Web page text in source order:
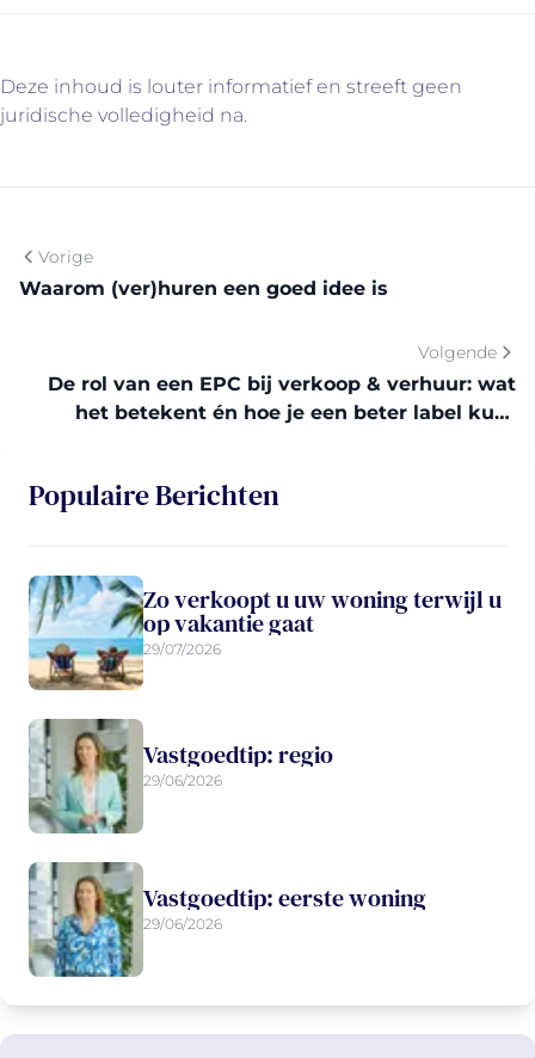
Deze inhoud is louter informatief en streeft geen
juridische volledigheid na.
Vorige
Waarom (ver)huren een goed idee is
Volgende
De rol van een EPC bij verkoop & verhuur: wat
het betekent én hoe je een beter label kunt
Populaire Berichten
Zo verkoopt u uw woning terwijl u
op vakantie gaat
29/07/2026
Vastgoedtip: regio
29/06/2026
Vastgoedtip: eerste woning
29/06/2026